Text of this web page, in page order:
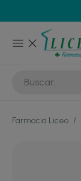
Farmacia Liceo /